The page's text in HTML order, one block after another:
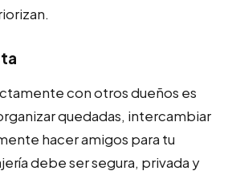
con otros dueños es
quedadas, intercambiar
hacer amigos para tu
debe ser segura, privada y